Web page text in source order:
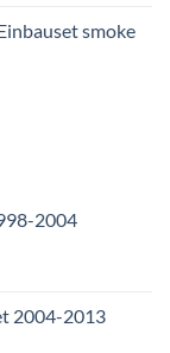
smoke
2004
2004-2013